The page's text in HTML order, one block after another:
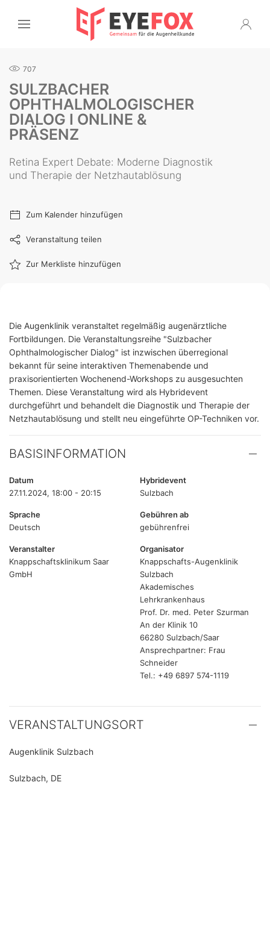
707
SULZBACHER
OPHTHALMOLOGISCHER
DIALOG I ONLINE &
PRÄSENZ
Retina Expert Debate: Moderne Diagnostik
und Therapie der Netzhautablösung
Zum Kalender hinzufügen
Veranstaltung teilen
Zur Merkliste hinzufügen
Die Augenklinik veranstaltet regelmäßig augenärztliche
Fortbildungen. Die Veranstaltungsreihe "Sulzbacher
Ophthalmologischer Dialog" ist inzwischen überregional
bekannt für seine interaktiven Themenabende und
praxisorientierten Wochenend-Workshops zu ausgesuchten
Themen. Diese Veranstaltung wird als Hybridevent
durchgeführt und behandelt die Diagnostik und Therapie der
Netzhautablösung und stellt neu eingeführte OP-Techniken vor.
BASISINFORMATION
Datum
27.11.2024, 18:00 - 20:15
Hybridevent
Sulzbach
Sprache
Deutsch
Gebühren ab
gebührenfrei
Veranstalter
Knappschaftsklinikum Saar
GmbH
Organisator
Knappschafts-Augenklinik
Sulzbach
Akademisches
Lehrkrankenhaus
Prof. Dr. med. Peter Szurman
An der Klinik 10
66280 Sulzbach/Saar
Ansprechpartner: Frau
Schneider
Tel.: +49 6897 574-1119
VERANSTALTUNGSORT
Augenklinik Sulzbach
Sulzbach, DE